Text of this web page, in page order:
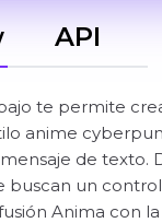
API
te permite
anime
de texto.
buscan un
Anima con